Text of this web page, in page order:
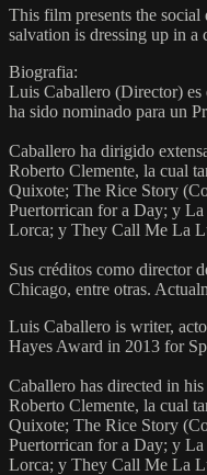
This film presents the
salvation is dressing up in a
Biografia:
Luis Caballero (Director)
ha sido nominado para un
Caballero ha dirigido
Roberto Clemente, la cual
Quixote; The Rice Story
Puertorrican for a Day; y
Lorca; y They Call Me La
Sus créditos como director
Chicago, entre otras.
Luis Caballero is writer,
Hayes Award in 2013 for
Caballero has directed in
Roberto Clemente, la cual
Quixote; The Rice Story
Puertorrican for a Day; y
Lorca; y They Call Me La